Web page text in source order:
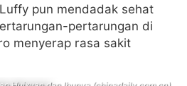
pun mendadak sehat
pertarungan di
menyerap rasa sakit